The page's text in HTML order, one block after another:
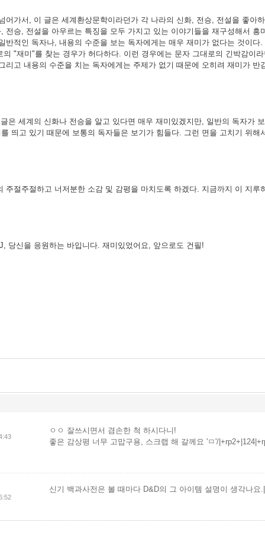
어가서, 이 글은 세계환상문학이라던가 각 나라의 신화, 전승, 전설을 좋아
전승, 전설을 아우르는 특징을 모두 가지고 있는 이야기들을 재구성해서
반적인 독자나, 내용의 수준을 보는 독자에게는 매우 재미가 없다는 것이
의 "재미"를 찾는 경우가 허다하다. 이런 경우에는 문자 그대로의 긴박감이
리고 내용의 수준을 치는 독자에게는 주제가 없기 때문에 오히려 재미가
은 세계의 신화나 전승을 알고 있다면 매우 재미있겠지만, 일반의 독자가
띄고 있기 때문에 보통의 독자들은 보기가 힘들다. 그런 면을 고치기 위
주절주절하고 너저분한 소감 및 감평을 마치도록 하겠다. 지금까지 이 지
당신을 응원하는 바입니다. 재미있었어요, 앞으로도 건필!
ㅇㅇ 잘쓰시면서 겸손한 척 하시다니!
좋은 감상평 너무 고맙구용, 스크랩 해 갈께요 'ㅁ'/
신기 백과사전은 볼 때마다 D&D의 그 아이템 설명이 생각나요